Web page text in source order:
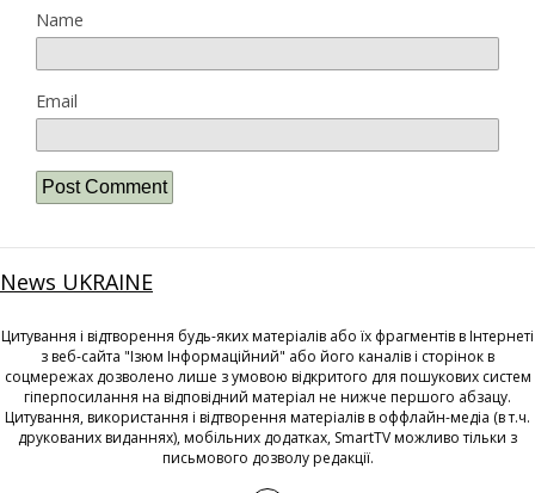
Name
Email
News UKRAINE
Цитування і відтворення будь-яких матеріалів або їх фрагментів в Інтернеті
з веб-сайта "Ізюм Інформаційний" або його каналів і сторінок в
соцмережах дозволено лише з умовою відкритого для пошукових систем
гіперпосилання на відповідний матеріал не нижче першого абзацу.
Цитування, використання і відтворення матеріалів в оффлайн-медіа (в т.ч.
друкованих виданнях), мобільних додатках, SmartTV можливо тільки з
письмового дозволу редакції.